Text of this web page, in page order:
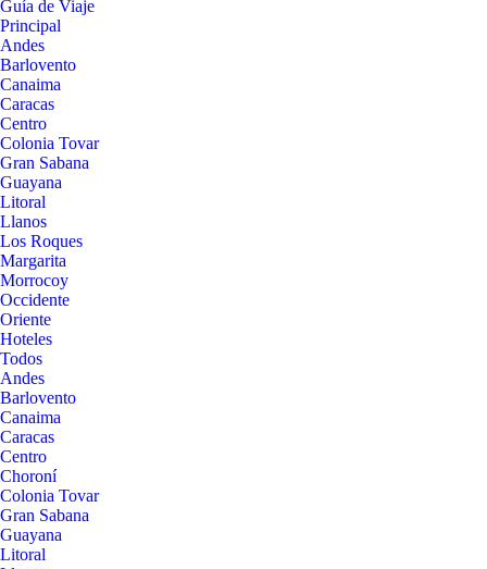
Guía de Viaje
Principal
Andes
Barlovento
Canaima
Caracas
Centro
Colonia Tovar
Gran Sabana
Guayana
Litoral
Llanos
Los Roques
Margarita
Morrocoy
Occidente
Oriente
Hoteles
Todos
Andes
Barlovento
Canaima
Caracas
Centro
Choroní
Colonia Tovar
Gran Sabana
Guayana
Litoral